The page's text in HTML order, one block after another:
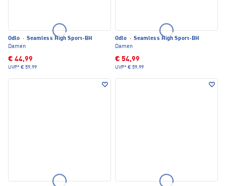
Odlo · Seamless High Sport-BH
Damen
€ 44,99
UVP* € 59,99
Odlo · Seamless High Sport-BH
Damen
€ 54,99
UVP* € 59,99